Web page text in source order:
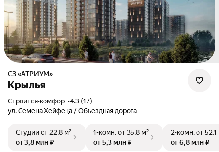
СЗ «АТРИУМ»
Крылья
Строится•комфорт•4.3 (17)
ул. Семена Хейфеца / Объездная дорога
Студииот 22,8 м²
от 3,8 млн ₽
1-комн.от 35,8 м²
от 5,3 млн ₽
2-комн.от 52,1
от 6,8 млн ₽